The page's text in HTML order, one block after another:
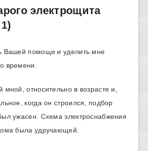
электрощита
Вашей помощи и уделить мне
времени.
относительно в возрасте и,
когда он строился, подбор
ужасен. Схема электроснабжения
была удручающей.